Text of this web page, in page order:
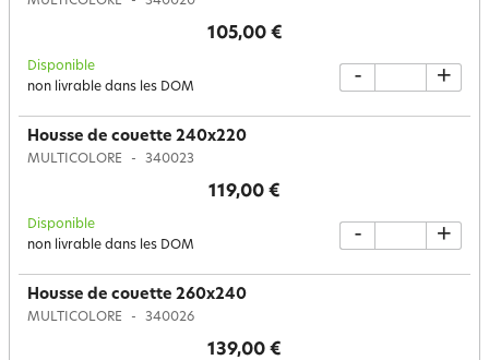
105,00 €
Disponible
non livrable dans les DOM
- +
Housse de couette 240x220
MULTICOLORE 340023
119,00 €
Disponible
non livrable dans les DOM
- +
Housse de couette 260x240
MULTICOLORE 340026
139,00 €